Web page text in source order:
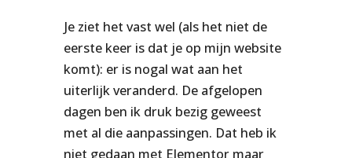
Je ziet het vast wel (als het niet de
eerste keer is dat je op mijn website
komt): er is nogal wat aan het
uiterlijk veranderd. De afgelopen
dagen ben ik druk bezig geweest
met al die aanpassingen. Dat heb ik
niet gedaan met Elementor maar